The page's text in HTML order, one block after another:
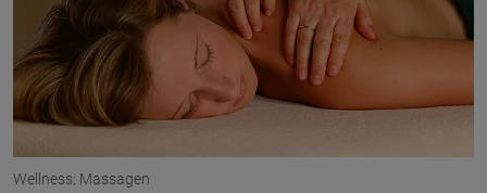
Wellness: Massagen